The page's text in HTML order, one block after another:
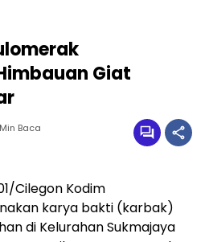
Giat
Min Baca
Cilegon Kodim
karya bakti (karbak)
di Kelurahan Sukmajaya